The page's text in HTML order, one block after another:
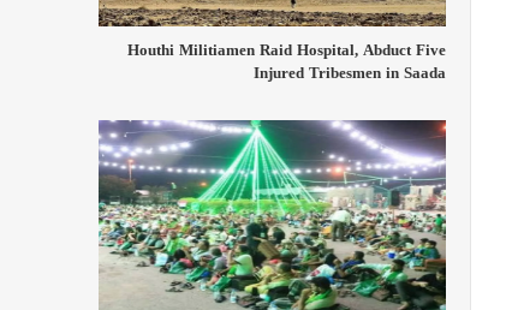
Houthi Militiamen Raid Hospital, Abduct Five
Injured Tribesmen in Saada